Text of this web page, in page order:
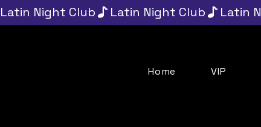
Latin Night Club
Home VIP